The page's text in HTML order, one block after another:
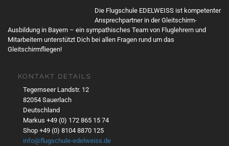
Die Flugschule EDELWEISS ist kompetenter
Ansprechpartner in der Gleitschirm-
Ausbildung in Bayern – ein sympathisches Team von Fluglehrern und
Mitarbeitern unterstützt Dich bei allen Fragen rund um das
Gleitschirmfliegen!
KONTAKT DETAILS
Tegernseer Landstr. 12
82054 Sauerlach
Deutschland
Markus +49 (0) 172 865 15 74
Shop +49 (0) 8104 8870 125
info@flugschule-edelweiss.de
n
des
Twe
akze
en
die
Date
nsch